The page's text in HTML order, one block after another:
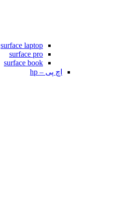
surface laptop
surface pro
surface book
اچ پی – hp